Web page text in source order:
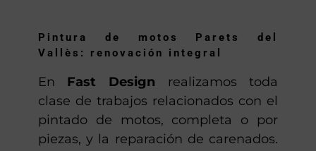
Pintura de motos Parets del
Vallès: renovación integral
En Fast Design realizamos toda
clase de trabajos relacionados con el
pintado de motos, completa o por
piezas, y la reparación de carenados.